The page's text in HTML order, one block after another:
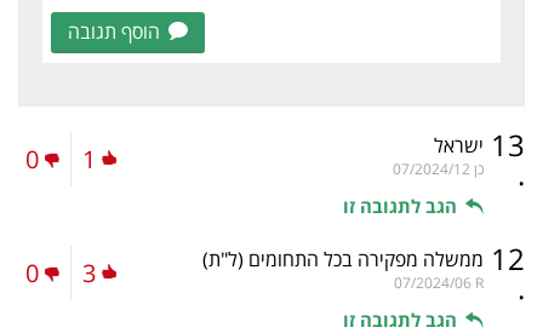
הוסף תגובה
13
.
ישראל
כן 07/2024/12
הגב לתגובה זו
1
0
12
.
ממשלה מפקירה בכל התחומים (ל"ת)
R
07/2024/06
הגב לתגובה זו
3
0